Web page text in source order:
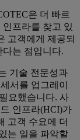
은 더 빠르
프라를 찾고 있
고객에게 제공되
는 점입니다.
기술 전문성과
서를 업그레이
요했습니다. 사
인프라(HCI)가
고객 수요에 더
는 일을 파악할